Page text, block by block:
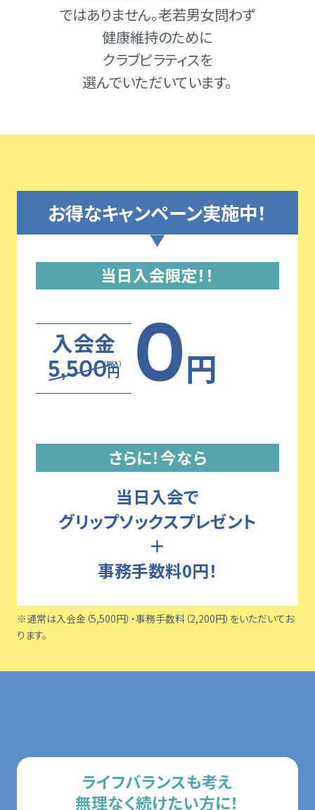
ではありません。老若男女問わず
健康維持のために
クラブピラティスを
選んでいただいています。
お得なキャンペーン実施中！
当日入会限定！！
入会金
5,500円
（税込） 0円
さらに！今なら
当日入会で
グリップソックスプレゼント
＋
事務手数料0円！
※通常は入会金（5,500円）・事務手数料（2,200円）をいただいてお
ります。
ライフバランスも考え
無理なく続けたい方に！